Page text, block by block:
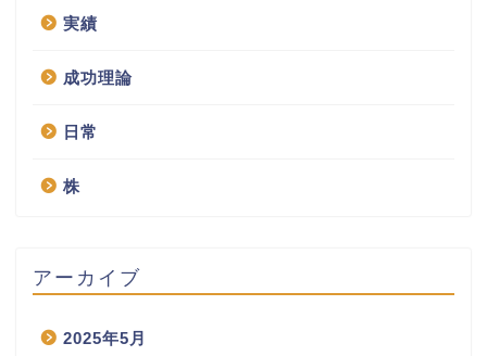
実績
成功理論
日常
株
アーカイブ
2025年5月